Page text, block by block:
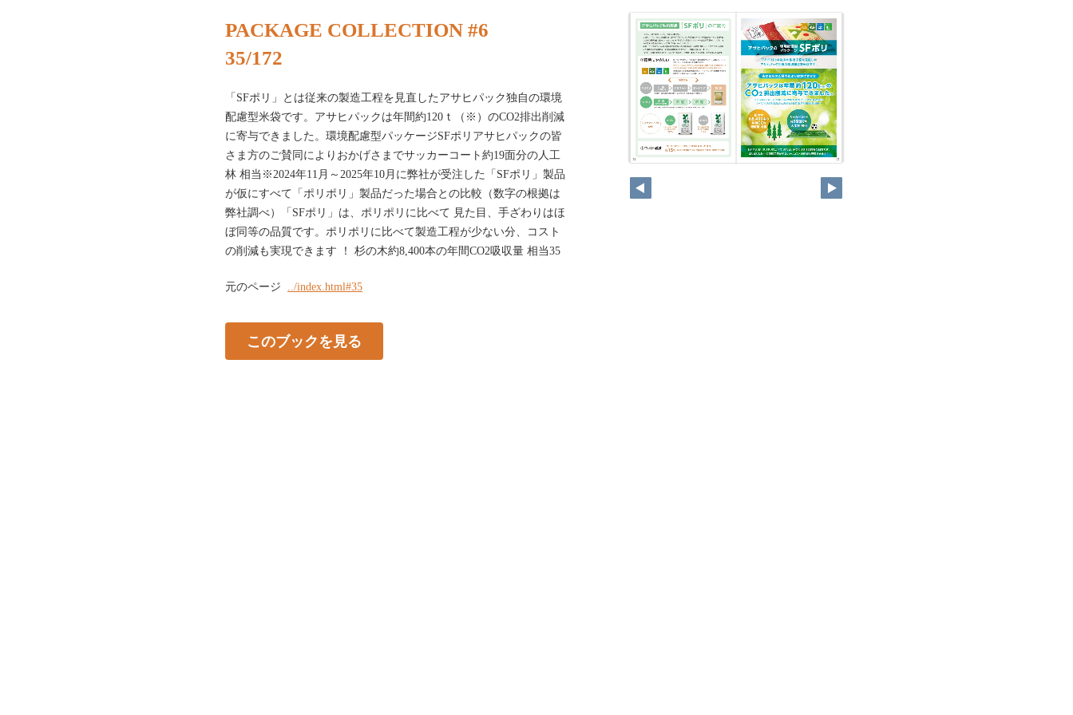
PACKAGE COLLECTION #6
35/172
「SFポリ」とは従来の製造工程を見直したアサヒパック独自の環境
配慮型米袋です。アサヒパックは年間約120ｔ（※）のCO2排出削減
に寄与できました。環境配慮型パッケージSFポリアサヒパックの皆
さま方のご賛同によりおかげさまでサッカーコート約19面分の人工
林 相当※2024年11月～2025年10月に弊社が受注した「SFポリ」製品
が仮にすべて「ポリポリ」製品だった場合との比較（数字の根拠は
弊社調べ）「SFポリ」は、ポリポリに比べて 見た目、手ざわりはほ
ぼ同等の品質です。ポリポリに比べて製造工程が少ない分、コスト
の削減も実現できます ！ 杉の木約8,400本の年間CO2吸収量 相当35
元のページ ../index.html#35
このブックを見る